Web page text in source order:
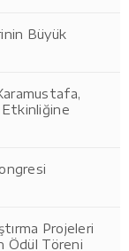
Büyük
Etkinliğine
Projeleri
Ödül Töreni